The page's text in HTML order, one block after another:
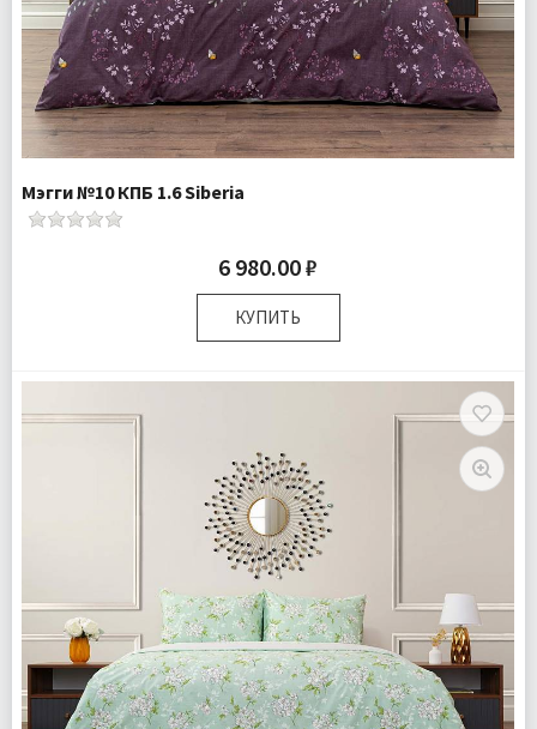
Мэгги №10 КПБ 1.6 Siberia
6 980.00 ₽
КУПИТЬ
Пододеяльник 1 шт Простыня 1 шт
Наволочка 1 шт
Ранфорс
Бесплатно